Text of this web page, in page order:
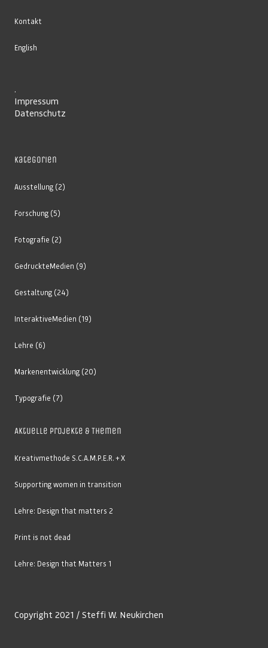
Kontakt
English
.
Impressum
Datenschutz
Kategorien
Ausstellung (2)
Forschung (5)
Fotografie (2)
GedruckteMedien (9)
Gestaltung (24)
InteraktiveMedien (19)
Lehre (6)
Markenentwicklung (20)
Typografie (7)
Aktuelle Projekte & Themen
Kreativmethode S.C.A.M.P.E.R. + X
Supporting women in transition
Lehre: Design that matters 2
Print is not dead
Lehre: Design that Matters 1
Copyright 2021 / Steffi W. Neukirchen